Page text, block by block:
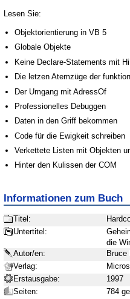
Lesen Sie:
Objektorientierung in VB 5
Globale Objekte
Keine Declare-Statements mit
Die letzen Atemzüge der
Der Umgang mit AdressOf
Professionelles Debuggen
Daten in den Griff bekommen
Code für die Ewigkeit schreiben
Verkettete Listen mit Objekten
Hinter den Kulissen der COM
Informationen zum Buch
Titel:
Untertitel:
die
Autor/en:
Bruce
Verlag:
Erstausgabe:
1997
Seiten:
784